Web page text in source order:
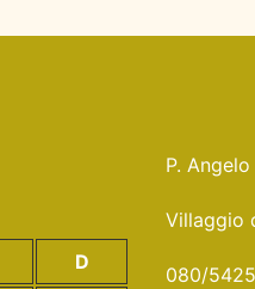
D
P.
Villaggio
080/